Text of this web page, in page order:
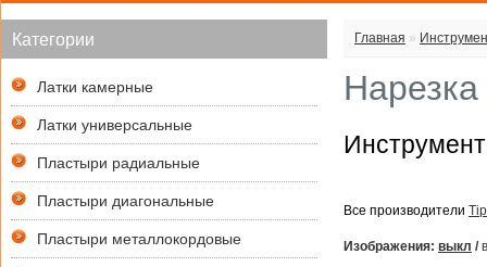
Категории
Латки камерные
Латки универсальные
Пластыри радиальные
Пластыри диагональные
Пластыри металлокордовые
Главная »
Нарезка
Все производители
Изображения: выкл /